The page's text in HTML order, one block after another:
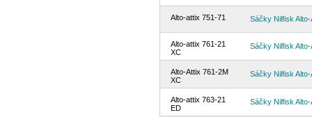
Alto-attix 751-71 Sáčky Nilfisk
Alto-attix 761-21
XC
Sáčky Nilfisk
Alto-Attix 761-2M
XC
Sáčky Nilfisk
Alto-attix 763-21
ED
Sáčky Nilfisk